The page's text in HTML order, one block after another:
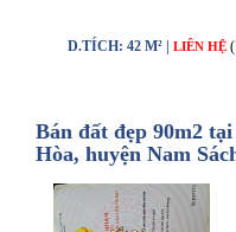
D.TÍCH: 42 M² | LIÊN HỆ
Bán đất đẹp 90m2
Hòa, huyện Nam